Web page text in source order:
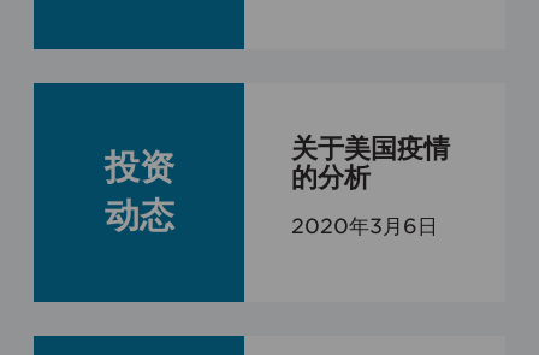
投资
动态
关于美国疫情
的分析
2020年3月6日
能力，投资于单只私募基金的金额不
低于100万元且符合下列相关标准的单
位和个人：